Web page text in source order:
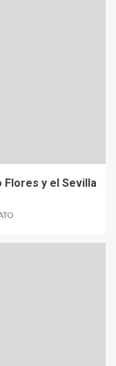
Flores y el Sevilla